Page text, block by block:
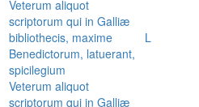
Veterum aliquot
scriptorum qui in Galliæ
bibliothecis, maxime
Benedictorum, latuerant,
spicilegium
L
Veterum aliquot
scriptorum qui in Galliæ